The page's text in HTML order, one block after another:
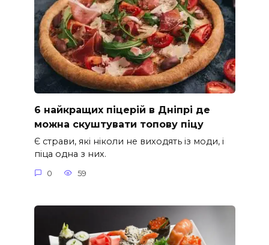
6 найкращих піцерій в Дніпрі де
можна скуштувати топову піцу
Є страви, які ніколи не виходять із моди, і
піца одна з них.
0 59